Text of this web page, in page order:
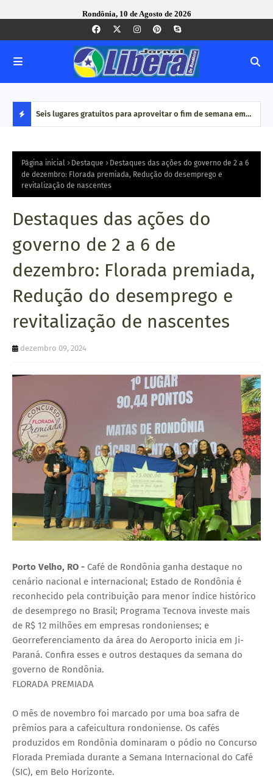
Rondônia, 10 de Agosto de 2026
S
T
Q
Seis lugares gratuitos para aproveitar o fim de semana em
Página inicial Destaque
Destaques das ações do governo de 2 a 6
de dezembro: Florada premiada, Redução do desemprego e
revitalização de nascentes
Destaques das ações do
governo de 2 a 6 de
dezembro: Florada premiada,
Redução do desemprego e
revitalização de nascentes
dezembro 09, 2024
Porto Velho, RO - Café de Rondônia ganha destaque no
cenário nacional e internacional; Estado de Rondônia é
reconhecido pela contribuição para menor índice histórico
de desemprego no Brasil; Programa Tecnova investe mais
de R$ 12 milhões em empresas rondonienses; e
Georreferenciamento da área do Aeroporto inicia em Ji-
Paraná. Confira esses e outros destaques da semana do
governo de Rondônia.
FLORADA PREMIADA
O mês de novembro foi marcado por uma boa safra de
prêmios para a cafeicultura rondoniense. Os cafés
produzidos em Rondônia dominaram o pódio no Concurso
Florada Premiada durante a Semana Internacional do Café
(SIC), em Belo Horizonte.